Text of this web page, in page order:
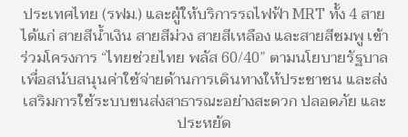
ประเทศไทย (รฟม.) และผู้ให้บริการรถไฟฟ้า MRT ทั้ง 4 สาย
ได้แก่ สายสีน้ำเงิน สายสีม่วง สายสีเหลือง และสายสีชมพู เข้า
ร่วมโครงการ “ไทยช่วยไทย พลัส 60/40” ตามนโยบายรัฐบาล
เพื่อสนับสนุนค่าใช้จ่ายด้านการเดินทางให้ประชาชน และส่ง
เสริมการใช้ระบบขนส่งสาธารณะอย่างสะดวก ปลอดภัย และ
ประหยัด